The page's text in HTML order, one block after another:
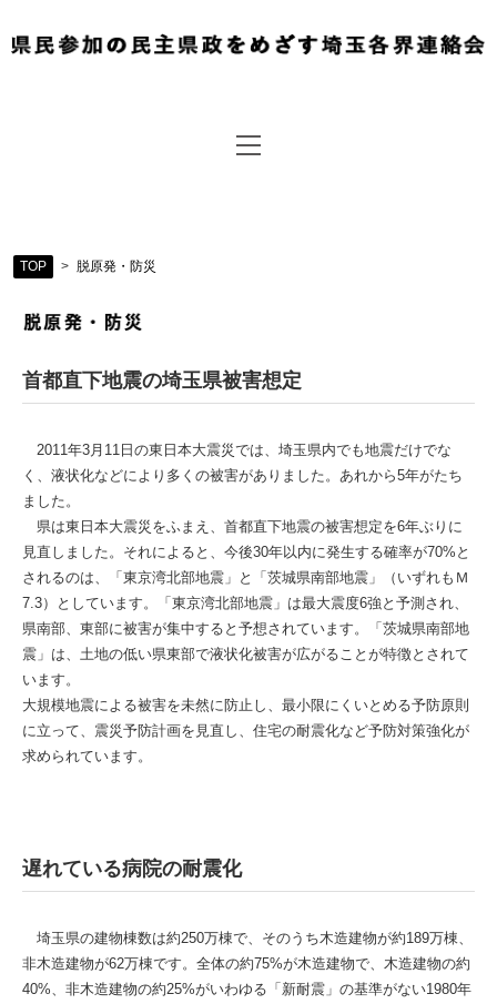
TOP > 脱原発・防災
首都直下地震の埼玉県被害想定
2011年3月11日の東日本大震災では、埼玉県内でも地震だけでな
く、液状化などにより多くの被害がありました。あれから5年がたち
ました。
県は東日本大震災をふまえ、首都直下地震の被害想定を6年ぶりに
見直しました。それによると、今後30年以内に発生する確率が70%と
されるのは、「東京湾北部地震」と「茨城県南部地震」（いずれもＭ
7.3）としています。「東京湾北部地震」は最大震度6強と予測され、
県南部、東部に被害が集中すると予想されています。「茨城県南部地
震」は、土地の低い県東部で液状化被害が広がることが特徴とされて
います。
大規模地震による被害を未然に防止し、最小限にくいとめる予防原則
に立って、震災予防計画を見直し、住宅の耐震化など予防対策強化が
求められています。
遅れている病院の耐震化
埼玉県の建物棟数は約250万棟で、そのうち木造建物が約189万棟、
非木造建物が62万棟です。全体の約75%が木造建物で、木造建物の約
40%、非木造建物の約25%がいわゆる「新耐震」の基準がない1980年